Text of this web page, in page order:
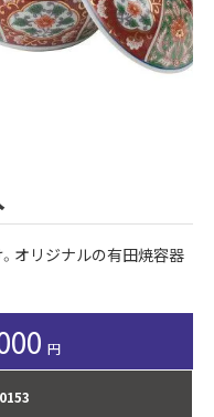
オリジナルの有田焼容器